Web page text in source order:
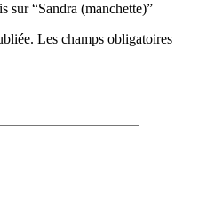
sur “Sandra (manchette)”
Les champs obligatoires